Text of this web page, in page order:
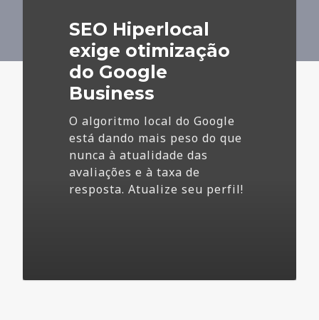
Business
SEO Hiperlocal
exige otimização
do Google
Business
O algoritmo local do Google
está dando mais peso do que
nunca à atualidade das
avaliações e à taxa de
resposta. Atualize seu perfil!